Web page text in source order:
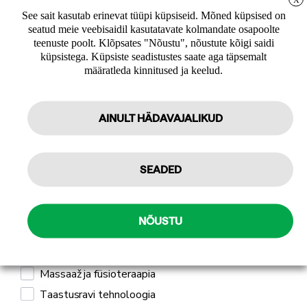
Puidust tasandid
Toode, mis lõpetatakse meie tootevalikust
Wrange Pro Line Pu
hantlid
See sait kasutab erinevat tüüpi küpsiseid. Mõned küpsised on
seatud meie veebisaidil kasutatavate kolmandate osapoolte
teenuste poolt. Klõpsates "Nõustu", nõustute kõigi saidi
küpsistega. Küpsiste seadistustes saate aga täpsemalt
määratleda kinnitused ja keelud.
AINULT HÄDAVAJALIKUD
SEADED
NÕUSTU
Uudiskirja tellijana saate jooksvat teavet ja
pakkumisi teid huvitavate küsimuste kohta
ning 10% allahindlust oma esimeselt veebipoe
tellimuselt.
Tellin
Isiklikuks kasutamiseks
Mulle pakub huvi
Massaaž ja füsioteraapia
Taastusravi tehnoloogia